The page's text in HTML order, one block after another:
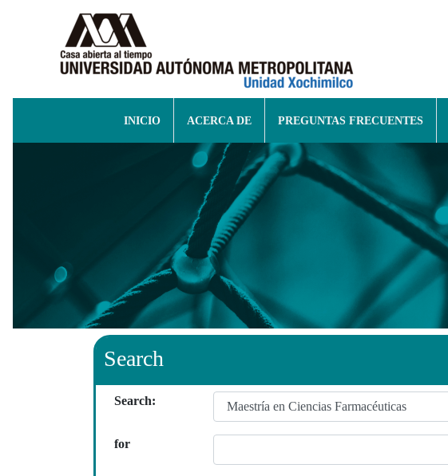
INICIO ACERCA DE PREGUNTAS FRECUENTES
Search
Search:
for